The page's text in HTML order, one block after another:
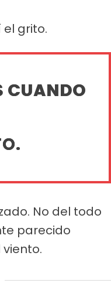
grito.
CUANDO
No del todo
parecido